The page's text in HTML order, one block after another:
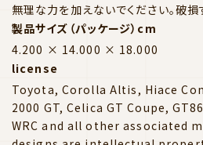
無理な力を加えないでください。破損
製品サイズ（パッケージ）cm
4.200 × 14.000 × 18.000
license
Toyota, Corolla Altis, Hiace
2000 GT, Celica GT Coupe,
WRC and all other associated